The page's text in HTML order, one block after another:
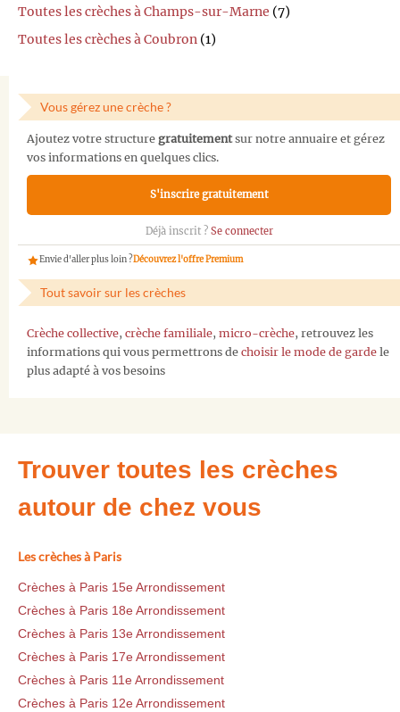
Toutes les crèches à Champs-sur-Marne (7)
Toutes les crèches à Coubron (1)
Vous gérez une crèche ?
Ajoutez votre structure gratuitementsur notre annuaire et gérez
vos informations en quelques clics.
S'inscrire gratuitement
Déjà inscrit ? Se connecter
Envie d'aller plus loin ?Découvrez l'offre Premium
Tout savoir sur les crèches
Crèche collective, crèche familiale, micro-crèche, retrouvez les
informations qui vous permettrons de choisir le mode de garde le
plus adapté à vos besoins
Trouver toutes les crèches
autour de chez vous
Les crèches à Paris
Crèches à Paris 15e Arrondissement
Crèches à Paris 18e Arrondissement
Crèches à Paris 13e Arrondissement
Crèches à Paris 17e Arrondissement
Crèches à Paris 11e Arrondissement
Crèches à Paris 12e Arrondissement